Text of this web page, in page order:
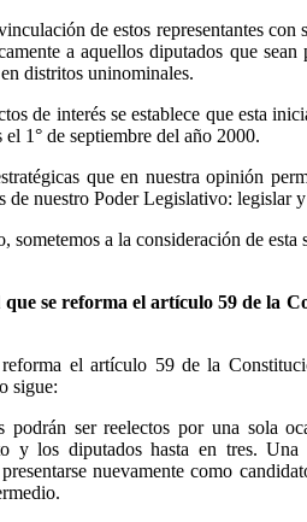
de estos representantes con
a aquellos diputados que sean
distritos uninominales.
de interés se establece que esta
1° de septiembre del año 2000.
que en nuestra opinión
de nuestro Poder Legislativo: legislar
sometemos a la consideración de esta
se reforma el artículo 59 de la
reforma el artículo 59 de la
sigue:
podrán ser reelectos por una sola
y los diputados hasta en tres. Una
nuevamente como